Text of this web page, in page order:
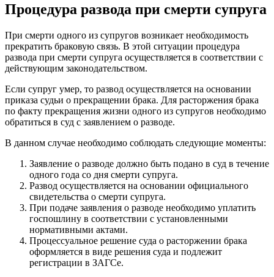
Процедура развода при смерти супруга
При смерти одного из супругов возникает необходимость
прекратить браковую связь. В этой ситуации процедура
развода при смерти супруга осуществляется в соответствии с
действующим законодательством.
Если супруг умер, то развод осуществляется на основании
приказа судьи о прекращении брака. Для расторжения брака
по факту прекращения жизни одного из супругов необходимо
обратиться в суд с заявлением о разводе.
В данном случае необходимо соблюдать следующие моменты:
Заявление о разводе должно быть подано в суд в течение
одного года со дня смерти супруга.
Развод осуществляется на основании официального
свидетельства о смерти супруга.
При подаче заявления о разводе необходимо уплатить
госпошлину в соответствии с установленными
нормативными актами.
Процессуальное решение суда о расторжении брака
оформляется в виде решения суда и подлежит
регистрации в ЗАГСе.